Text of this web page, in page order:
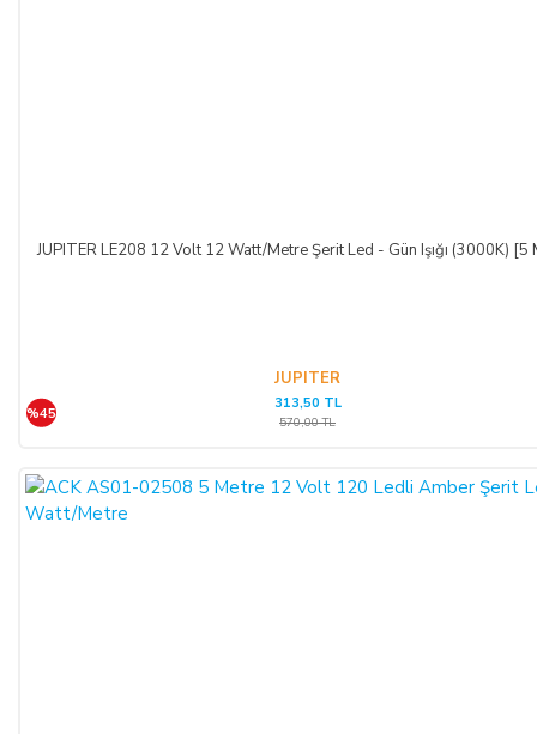
JUPITER LE208 12 Volt 12 Watt/Metre Şerit Led - Gün Işığı (3000K) [5
JUPITER
%45
313,50 TL
570,00 TL